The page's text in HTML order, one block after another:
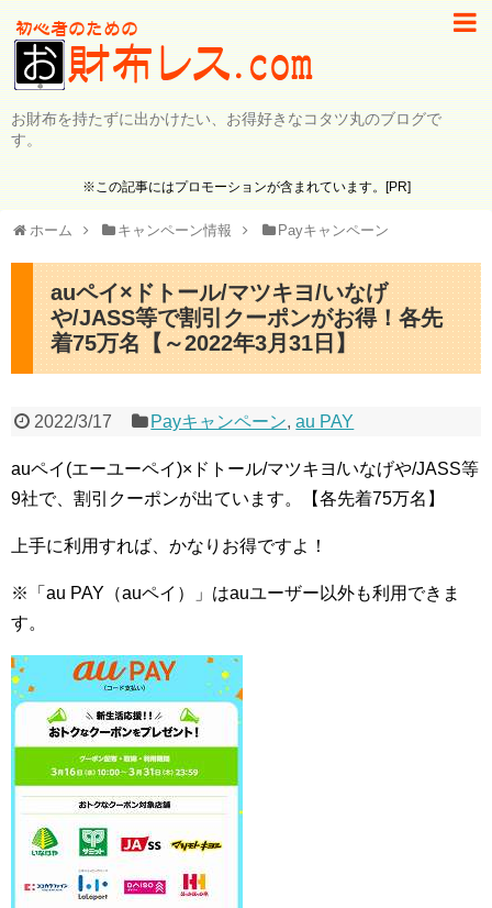
お財布を持たずに出かけたい、お得好きなコタツ丸のブログで
す。
※この記事にはプロモーションが含まれています。[PR]
ホーム キャンペーン情報 Payキャンペーン
auペイ×ドトール/マツキヨ/いなげ
や/JASS等で割引クーポンがお得！各先
着75万名【～2022年3月31日】
2022/3/17 Payキャンペーン,au PAY
auペイ(エーユーペイ)×ドトール/マツキヨ/いなげや/JASS等
9社で、割引クーポンが出ています。【各先着75万名】
上手に利用すれば、かなりお得ですよ！
※「au PAY（auペイ）」はauユーザー以外も利用できま
す。